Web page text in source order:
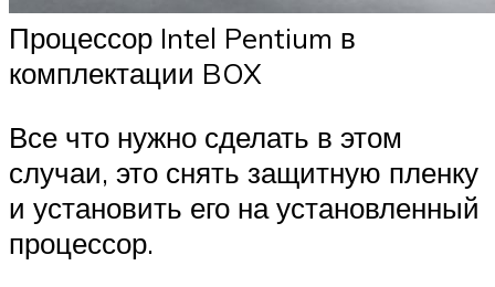
Процессор Intel Pentium в
комплектации BOX
Все что нужно сделать в этом
случаи, это снять защитную пленку
и установить его на установленный
процессор.